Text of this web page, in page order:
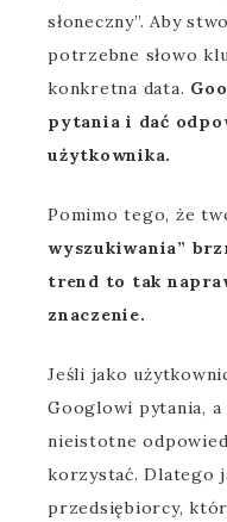
słoneczny”. Aby
potrzebne słowo
konkretna data.
pytania i dać
użytkownika.
Pomimo tego, że
wyszukiwania”
trend to tak
znaczenie.
Jeśli jako
Googlowi pytania, a
nieistotne
korzystać. Dlatego
przedsiębiorcy,